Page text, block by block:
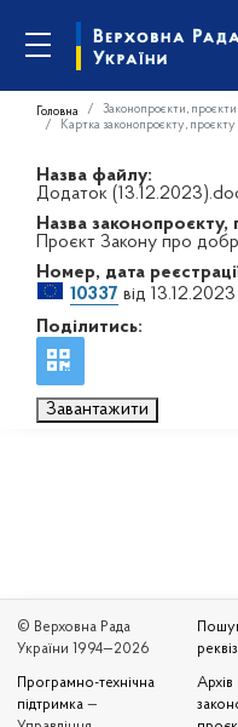
Головна Законопроєкти,
Картка законопроєкту, проєкту
Назва файлу:
Додаток
Назва законопроєкту,
Проєкт Закону про
Номер, дата
10337 від 13.12.2023
Поділитись:
Завантажити
© Верховна Рада
України 1994—2026
Програмно-технічна
підтримка —
Архів